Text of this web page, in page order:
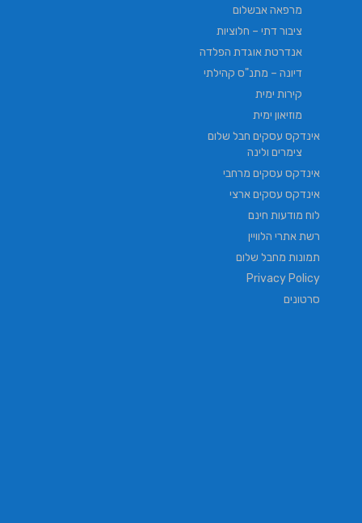
מרפאה אבשלום
ציבור דתי – חלוציות
אנדרטת אוגדת הפלדה
דיונה – מתנ"ס קהילתי
קירות ימית
מוזיאון ימית
אינדקס עסקים חבל שלום
צימרים ולינה
אינדקס עסקים מרחבי
אינדקס עסקים ארצי
לוח מודעות חינם
רשת אתרי הלוויין
תמונות מחבל שלום
Privacy Policy
סרטונים